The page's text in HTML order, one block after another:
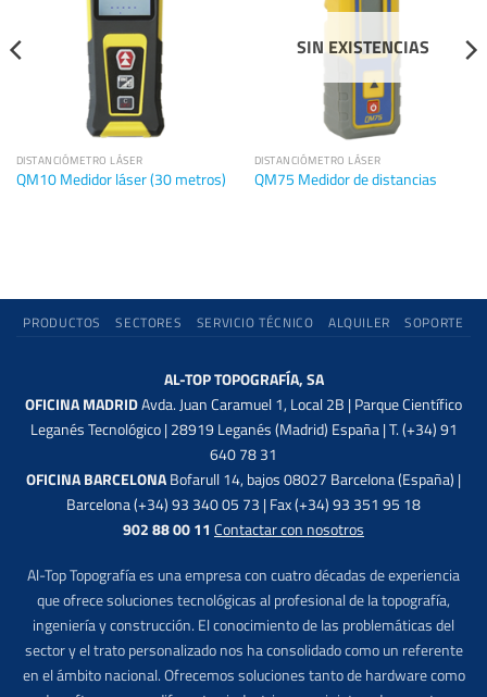
DISTANCIÓMETRO LÁSER
QM10 Medidor láser (30 metros)
SIN EXISTENCIAS
DISTANCIÓMETRO LÁSER
QM75 Medidor de distancias
PRODUCTOS SECTORES SERVICIO TÉCNICO ALQUILER SOPORTE
AL-TOP TOPOGRAFÍA, SA
OFICINA MADRIDAvda. Juan Caramuel 1, Local 2B | Parque Científico
Leganés Tecnológico | 28919 Leganés (Madrid) España | T. (+34) 91
640 78 31
OFICINA BARCELONABofarull 14, bajos 08027 Barcelona (España) |
Barcelona (+34) 93 340 05 73 | Fax (+34) 93 351 95 18
902 88 00 11 Contactar con nosotros
Al-Top Topografía es una empresa con cuatro décadas de experiencia
que ofrece soluciones tecnológicas al profesional de la topografía,
ingeniería y construcción. El conocimiento de las problemáticas del
sector y el trato personalizado nos ha consolidado como un referente
en el ámbito nacional. Ofrecemos soluciones tanto de hardware como